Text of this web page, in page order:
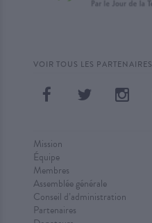
VOIR TOUS LES PARTENAIRES
Mission
Équipe
Membres
Assemblée générale
Conseil d’administration
Partenaires